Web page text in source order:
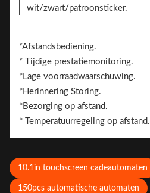
wit/zwart/patroonsticker.
*Afstandsbediening.
* Tijdige prestatiemonitoring.
*Lage voorraadwaarschuwing.
*Herinnering Storing.
*Bezorging op afstand.
* Temperatuurregeling op afstand.
10.1in touchscreen cadeautomaten
150pcs automatische automaten